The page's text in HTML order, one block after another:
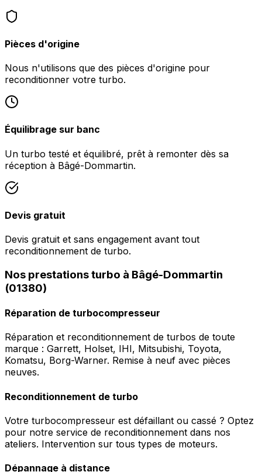
Pièces d'origine
Nous n'utilisons que des pièces d'origine pour
reconditionner votre turbo.
Équilibrage sur banc
Un turbo testé et équilibré, prêt à remonter dès sa
réception à Bâgé-Dommartin.
Devis gratuit
Devis gratuit et sans engagement avant tout
reconditionnement de turbo.
Nos prestations turbo à Bâgé-Dommartin
(01380)
Réparation de turbocompresseur
Réparation et reconditionnement de turbos de toute
marque : Garrett, Holset, IHI, Mitsubishi, Toyota,
Komatsu, Borg-Warner. Remise à neuf avec pièces
neuves.
Reconditionnement de turbo
Votre turbocompresseur est défaillant ou cassé ? Optez
pour notre service de reconditionnement dans nos
ateliers. Intervention sur tous types de moteurs.
Dépannage à distance